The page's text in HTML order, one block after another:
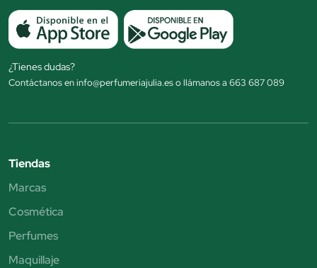
¿Tienes dudas?
Contáctanos en info@perfumeriajulia.es o llámanos a 663 687 089
Tiendas
Marcas
Cosmética
Perfumes
Maquillaje